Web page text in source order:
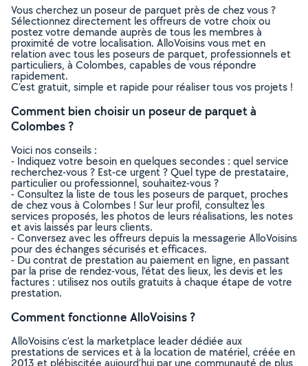
Vous cherchez un poseur de parquet près de chez vous ?
Sélectionnez directement les offreurs de votre choix ou
postez votre demande auprès de tous les membres à
proximité de votre localisation. AlloVoisins vous met en
relation avec tous les poseurs de parquet, professionnels et
particuliers, à Colombes, capables de vous répondre
rapidement.
C’est gratuit, simple et rapide pour réaliser tous vos projets !
Comment bien choisir un poseur de parquet à
Colombes ?
Voici nos conseils :
- Indiquez votre besoin en quelques secondes : quel service
recherchez-vous ? Est-ce urgent ? Quel type de prestataire,
particulier ou professionnel, souhaitez-vous ?
- Consultez la liste de tous les poseurs de parquet, proches
de chez vous à Colombes ! Sur leur profil, consultez les
services proposés, les photos de leurs réalisations, les notes
et avis laissés par leurs clients.
- Conversez avec les offreurs depuis la messagerie AlloVoisins
pour des échanges sécurisés et efficaces.
- Du contrat de prestation au paiement en ligne, en passant
par la prise de rendez-vous, l’état des lieux, les devis et les
factures : utilisez nos outils gratuits à chaque étape de votre
prestation.
Comment fonctionne AlloVoisins ?
AlloVoisins c’est la marketplace leader dédiée aux
prestations de services et à la location de matériel, créée en
2013 et plébiscitée aujourd’hui par une communauté de plus